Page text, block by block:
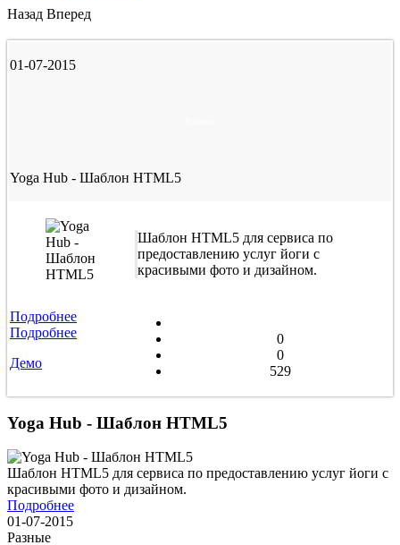
Назад Вперед
01-07-2015
Yoga Hub - Шаблон HTML5
Шаблон HTML5 для сервиса по
предоставлению услуг йоги с
красивыми фото и дизайном.
Подробнее
Подробнее
Демо
0
0
529
Yoga Hub - Шаблон HTML5
Шаблон HTML5 для сервиса по предоставлению услуг йоги с
красивыми фото и дизайном.
Подробнее
01-07-2015
Разные